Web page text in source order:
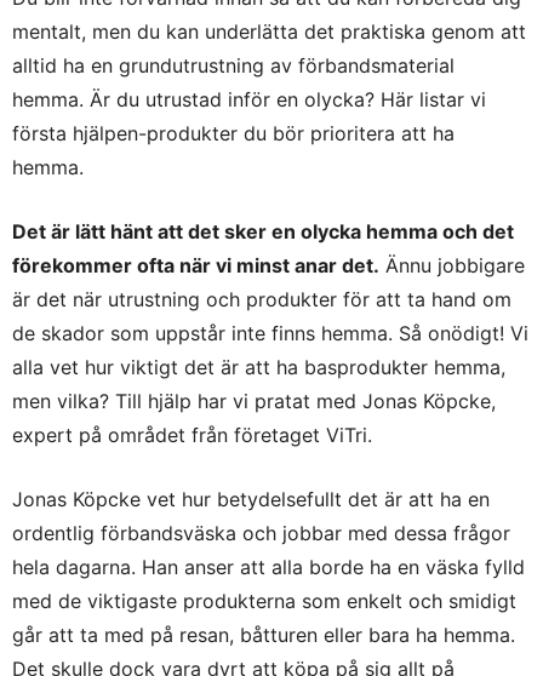
mentalt, men du kan underlätta det praktiska genom att
alltid ha en grundutrustning av förbandsmaterial
hemma. Är du utrustad inför en olycka? Här listar vi
första hjälpen-produkter du bör prioritera att ha
hemma.
Det är lätt hänt att det sker en olycka hemma och det
förekommer ofta när vi minst anar det. Ännu jobbigare
är det när utrustning och produkter för att ta hand om
de skador som uppstår inte finns hemma. Så onödigt! Vi
alla vet hur viktigt det är att ha basprodukter hemma,
men vilka? Till hjälp har vi pratat med Jonas Köpcke,
expert på området från företaget ViTri.
Jonas Köpcke vet hur betydelsefullt det är att ha en
ordentlig förbandsväska och jobbar med dessa frågor
hela dagarna. Han anser att alla borde ha en väska fylld
med de viktigaste produkterna som enkelt och smidigt
går att ta med på resan, båtturen eller bara ha hemma.
Det skulle dock vara dyrt att köpa på sig allt på